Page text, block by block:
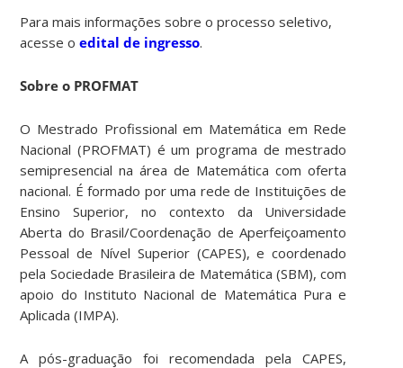
Para mais informações sobre o processo seletivo,
acesse oedital de ingresso.
Sobre o PROFMAT
O Mestrado Profissional em Matemática em Rede
Nacional (PROFMAT) é um programa de mestrado
semipresencial na área de Matemática com oferta
nacional. É formado por uma rede de Instituições de
Ensino Superior, no contexto da Universidade
Aberta do Brasil/Coordenação de Aperfeiçoamento
Pessoal de Nível Superior (CAPES), e coordenado
pela Sociedade Brasileira de Matemática (SBM), com
apoio do Instituto Nacional de Matemática Pura e
Aplicada (IMPA).
A pós-graduação foi recomendada pela CAPES,